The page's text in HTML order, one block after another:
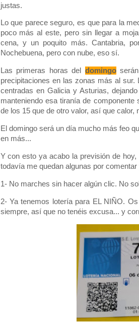
justas.
Lo que parece seguro, es que para la
poco más al este, pero sin llegar a
cena, y un poquito más. Cantabria,
Nochebuena, pero con nube, eso sí.
Las primeras horas del domingoserán
precipitaciones en las zonas más al
centradas en Galicia y Asturias,
manteniendo esa tiranía de
de los 15 que de otro valor, así que calor,
El domingo será un día mucho más feo
en más...
Y con esto ya acabo la previsión de
todavía me quedan algunas por
1- No marches sin hacer algún clic. No
2- Ya tenemos lotería para EL NIÑO.
siempre, así que no tenéis excusa... y